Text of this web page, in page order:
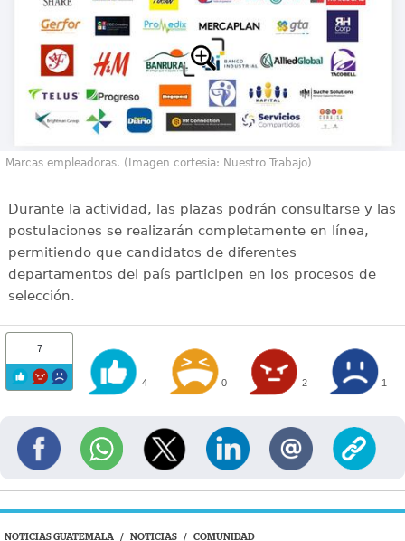
Marcas empleadoras. (Imagen cortesia: Nuestro Trabajo)
Durante la actividad, las plazas podrán consultarse y las
postulaciones se realizarán completamente en línea,
permitiendo que candidatos de diferentes
departamentos del país participen en los procesos de
selección.
7
4 0 2 1
NOTICIAS GUATEMALA / NOTICIAS / COMUNIDAD